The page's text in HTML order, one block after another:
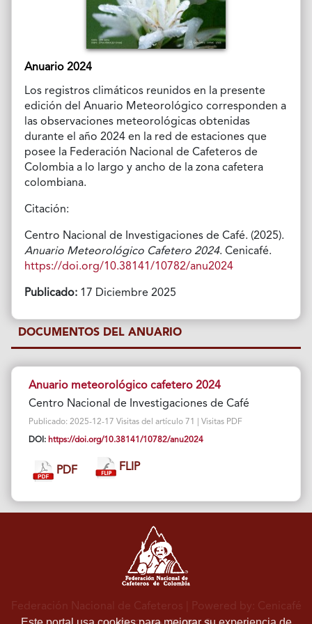
Anuario 2024
Los registros climáticos reunidos en la presente
edición del Anuario Meteorológico corresponden a
las observaciones meteorológicas obtenidas
durante el año 2024 en la red de estaciones que
posee la Federación Nacional de Cafeteros de
Colombia a lo largo y ancho de la zona cafetera
colombiana.
Citación:
Centro Nacional de Investigaciones de Café. (2025).
Anuario Meteorológico Cafetero 2024. Cenicafé.
https://doi.org/10.38141/10782/anu2024
Publicado:17 Diciembre 2025
DOCUMENTOS DEL ANUARIO
Anuario meteorológico cafetero 2024
Centro Nacional de Investigaciones de Café
Publicado: 2025-12-17 Visitas del artículo 71 | Visitas PDF
DOI: https://doi.org/10.38141/10782/anu2024
PDF FLIP
Federación Nacional de Cafeteros | Powered by: Cenicafé